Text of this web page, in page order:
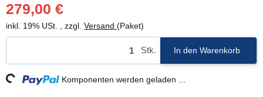
279,00 €
inkl. 19% USt. , zzgl. Versand (Paket)
Stk. In den Warenkorb
Komponenten werden geladen ...